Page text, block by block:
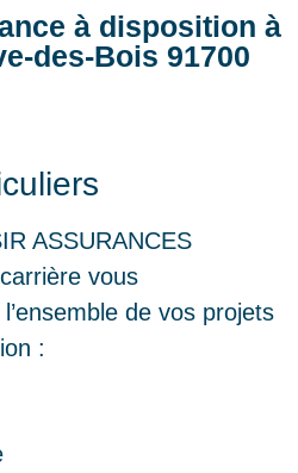
à disposition à
des-Bois 91700
ASSURANCES
vous
de vos projets
: